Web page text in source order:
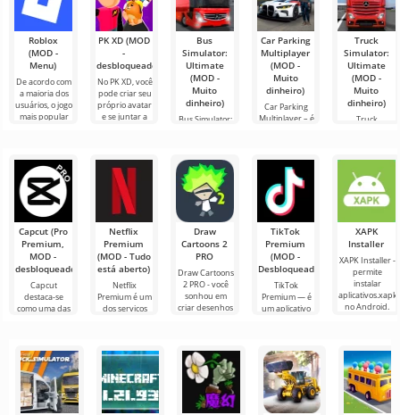
Roblox
(MOD -
Menu)
De acordo com
a maioria dos
usuários, o jogo
mais popular
PK XD (MOD
-
desbloqueado)
No PK XD, você
pode criar seu
próprio avatar
e se juntar a
Bus
Simulator:
Ultimate
(MOD -
Muito
dinheiro)
Bus Simulator:
para Android
que oferece
infinitas
Car Parking
Multiplayer
(MOD -
Muito
dinheiro)
Car Parking
Multiplayer – é
os jogadores
assumem o
papel de
Truck
Simulator:
Ultimate
(MOD -
Muito
dinheiro)
Truck
um simulador
de transporte
de carga e um
Capcut (Pro
Premium,
MOD -
desbloqueado)
Capcut
destaca-se
como uma das
para edição de
vídeo,
garantindo um
Netflix
Premium
(MOD - Tudo
está aberto)
Netflix
Premium é um
dos serviços
programas de
TV em
Draw
Cartoons 2
PRO
Draw Cartoons
2 PRO - você
sonhou em
criar desenhos
até
TikTok
Premium
(MOD -
Desbloqueado)
TikTok
Premium — é
um aplicativo
outros
usuários ou
encontrar
XAPK
Installer
XAPK Installer -
permite
instalar
aplicativos.xapk
no Android.